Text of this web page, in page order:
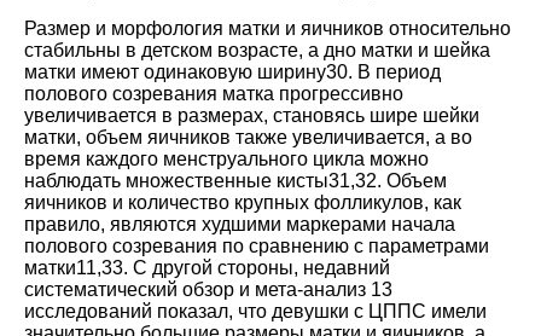
Размер и морфология матки и яичников относительно
стабильны в детском возрасте, а дно матки и шейка
матки имеют одинаковую ширину30. В период
полового созревания матка прогрессивно
увеличивается в размерах, становясь шире шейки
матки, объем яичников также увеличивается, а во
время каждого менструального цикла можно
наблюдать множественные кисты31,32. Объем
яичников и количество крупных фолликулов, как
правило, являются худшими маркерами начала
полового созревания по сравнению с параметрами
матки11,33. С другой стороны, недавний
систематический обзор и мета-анализ 13
исследований показал, что девушки с ЦППС имели